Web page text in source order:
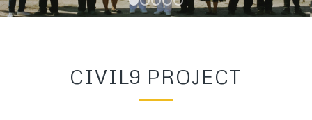
1 2 3 4 5
CIVIL9 PROJECT